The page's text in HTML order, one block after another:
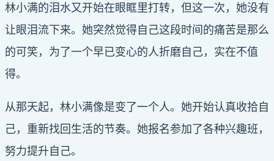
林小满的泪水又开始在眼眶里打转，但这一次，她没有
让眼泪流下来。她突然觉得自己这段时间的痛苦是那么
的可笑，为了一个早已变心的人折磨自己，实在不值
得。
从那天起，林小满像是变了一个人。她开始认真收拾自
己，重新找回生活的节奏。她报名参加了各种兴趣班，
努力提升自己。